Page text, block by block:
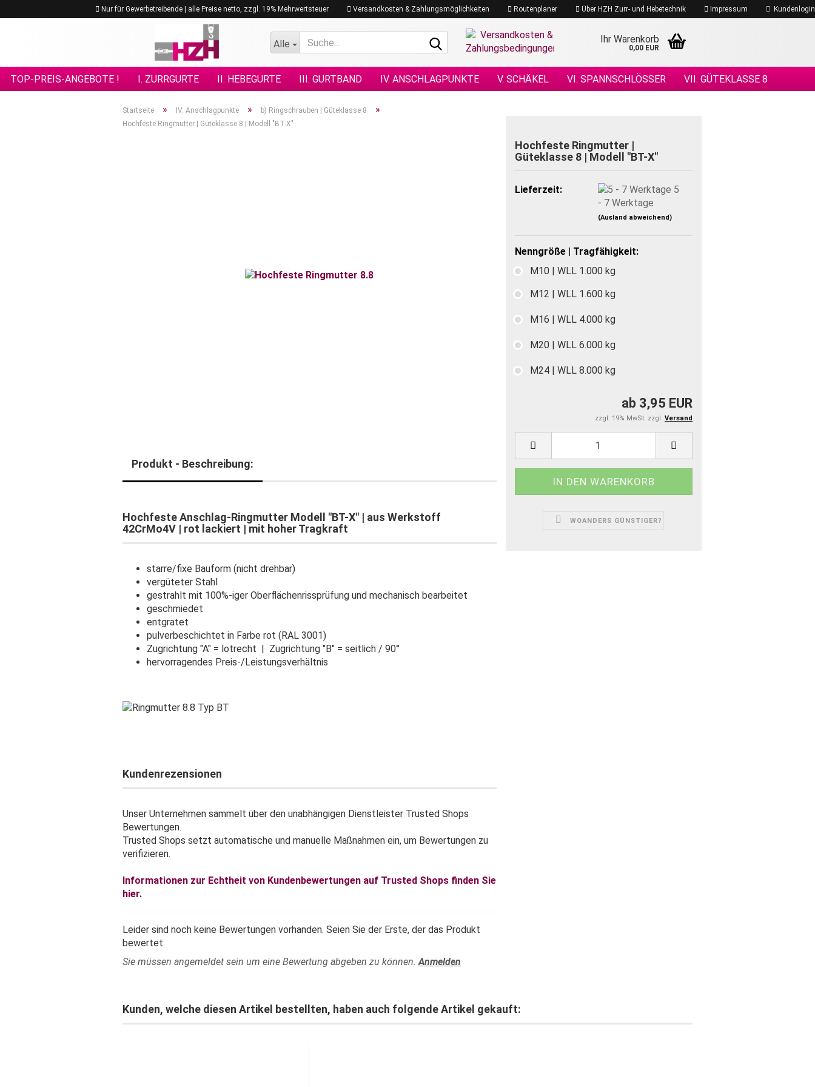
Nur für Gewerbetreibende | alle Preise netto, zzgl. 19% Mehrwertsteuer Versandkosten & Zahlungsmöglichkeiten Routenplaner Über HZH Zurr- und Hebetechnik Impressum Kundenlogin
Alle
Suche... Ihr Warenkorb
0,00 EUR
TOP-PREIS-ANGEBOTE ! I. ZURRGURTE II. HEBEGURTE III. GURTBAND IV. ANSCHLAGPUNKTE V. SCHÄKEL VI. SPANNSCHLÖSSER VII. GÜTEKLASSE 8
XV. EDELSTAHL - ANSCHLAGMITTEL XVI. FORSTPROGRAMM
Startseite » IV. Anschlagpunkte » b) Ringschrauben | Güteklasse 8 »
Hochfeste Ringmutter | Güteklasse 8 | Modell "BT-X"
Hochfeste Ringmutter |
Güteklasse 8 | Modell "BT-X"
Lieferzeit:
5
- 7 Werktage
(Ausland abweichend)
Nenngröße | Tragfähigkeit:
M10 | WLL 1.000 kg
M12 | WLL 1.600 kg
M16 | WLL 4.000 kg
M20 | WLL 6.000 kg
M24 | WLL 8.000 kg
ab 3,95 EUR
zzgl. 19% MwSt. zzgl. Versand
WOANDERS GÜNSTIGER?
Produkt - Beschreibung:
Hochfeste Anschlag-Ringmutter Modell "BT-X" | aus Werkstoff
42CrMo4V | rot lackiert | mit hoher Tragkraft
starre/fixe Bauform (nicht drehbar)
vergüteter Stahl
gestrahlt mit 100%-iger Oberflächenrissprüfung und mechanisch bearbeitet
geschmiedet
entgratet
pulverbeschichtet in Farbe rot (RAL 3001)
Zugrichtung "A" = lotrecht | Zugrichtung "B" = seitlich / 90°
hervorragendes Preis-/Leistungsverhältnis
Kundenrezensionen
Unser Unternehmen sammelt über den unabhängigen Dienstleister Trusted Shops
Bewertungen.
Trusted Shops setzt automatische und manuelle Maßnahmen ein, um Bewertungen zu
verifizieren.
Informationen zur Echtheit von Kundenbewertungen auf Trusted Shops finden Sie
hier.
Leider sind noch keine Bewertungen vorhanden. Seien Sie der Erste, der das Produkt
bewertet.
Sie müssen angemeldet sein um eine Bewertung abgeben zu können.Anmelden
Kunden, welche diesen Artikel bestellten, haben auch folgende Artikel gekauft: